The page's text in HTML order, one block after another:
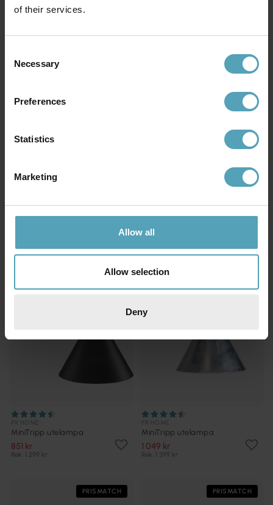
of their services.
Selection
Necessary
Preferences
Statistics
Marketing
Allow all
Allow selection
Deny
Onsala utelampa
Andra köpte även
MiniTripp utelampa
851 kr
Rek. 1 299 kr
MiniTripp utelampa
1 049 kr
Rek. 1 399 kr
PRISMATCH PRISMATCH